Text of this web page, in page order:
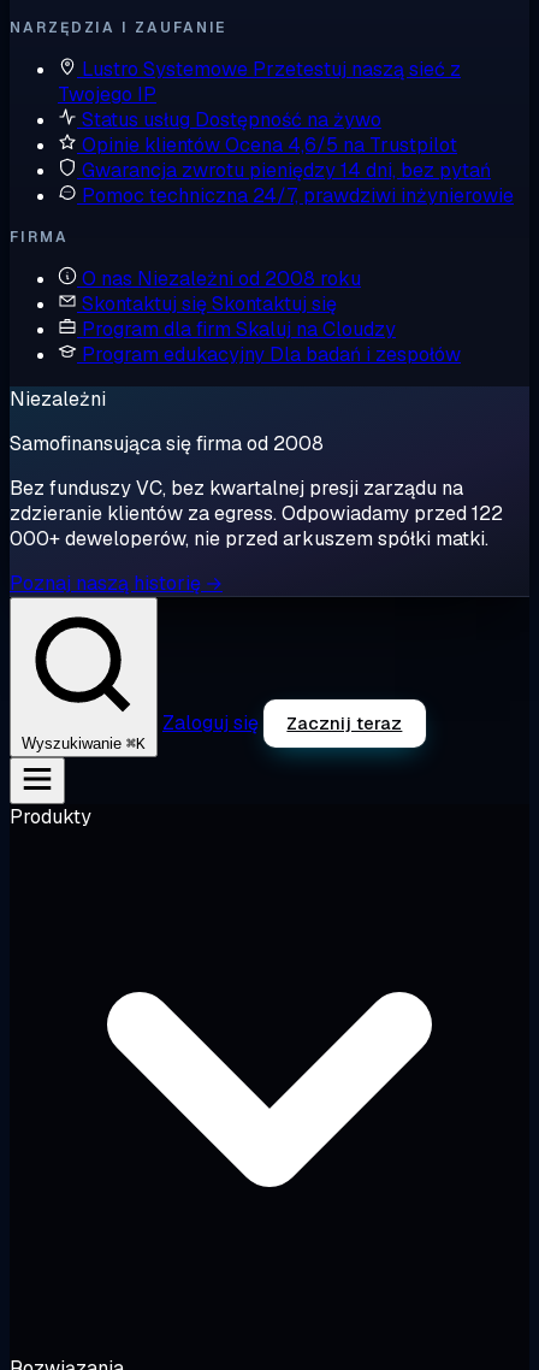
NARZĘDZIA I ZAUFANIE
Lustro Systemowe Przetestuj naszą sieć z
Twojego IP
Status usług Dostępność na żywo
Opinie klientówOcena 4,6/5 na Trustpilot
Gwarancja zwrotu pieniędzy14 dni, bez pytań
Pomoc techniczna 24/7, prawdziwi inżynierowie
FIRMA
O nas Niezależni od 2008 roku
Skontaktuj sięSkontaktuj się
Program dla firm Skaluj na Cloudzy
Program edukacyjny Dla badań i zespołów
Niezależni
Samofinansująca się firma od 2008
Bez funduszy VC, bez kwartalnej presji zarządu na
zdzieranie klientów za egress. Odpowiadamy przed 122
000+ deweloperów, nie przed arkuszem spółki matki.
Poznaj naszą historię →
Wyszukiwanie ⌘K
Zaloguj się Zacznij teraz
Produkty